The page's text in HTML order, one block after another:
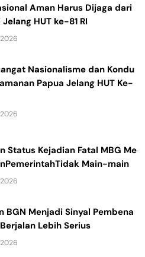
Aman Harus Dijaga dari
HUT ke-81 RI
Nasionalisme dan Kondu
Papua Jelang HUT Ke-
Status Kejadian Fatal MBG Me
Main-main
BGN Menjadi Sinyal Pembena
Lebih Serius